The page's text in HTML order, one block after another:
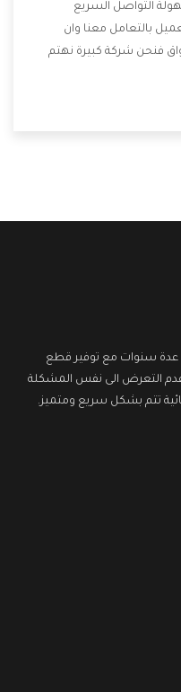
التواصل السريع
بالتعامل معنا وان
فنحن شركة كبيرة نهتم
التى تكون من أهم
عدة سنوات مع توفير قطع
التعرض الى نفس المشكلة
تتم بشكل سريع ومتميز.